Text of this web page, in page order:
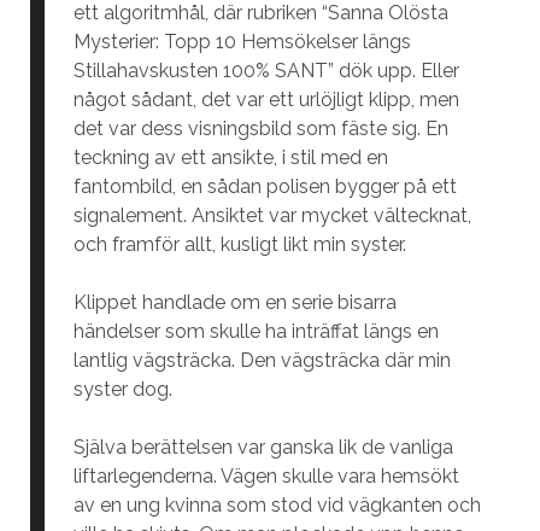
ett algoritmhål, där rubriken “Sanna Olösta
Mysterier: Topp 10 Hemsökelser längs
Stillahavskusten 100% SANT” dök upp. Eller
något sådant, det var ett urlöjligt klipp, men
det var dess visningsbild som fäste sig. En
teckning av ett ansikte, i stil med en
fantombild, en sådan polisen bygger på ett
signalement. Ansiktet var mycket vältecknat,
och framför allt, kusligt likt min syster.
Klippet handlade om en serie bisarra
händelser som skulle ha inträffat längs en
lantlig vägsträcka. Den vägsträcka där min
syster dog.
Själva berättelsen var ganska lik de vanliga
liftarlegenderna. Vägen skulle vara hemsökt
av en ung kvinna som stod vid vägkanten och